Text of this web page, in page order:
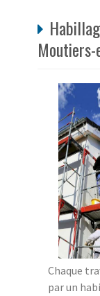
Chaque
par un